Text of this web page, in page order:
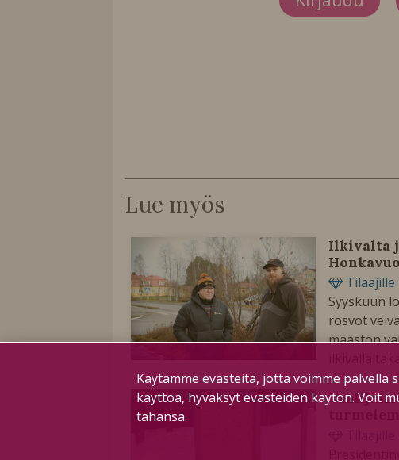
Lue myös
Ilkivalta
Tilaajille
Syyskuun
rosvot
maaston
Käytämme evästeitä, jotta voimme palvella
käyttöä, hyväksyt evästeiden käytön. Voit
tahansa.